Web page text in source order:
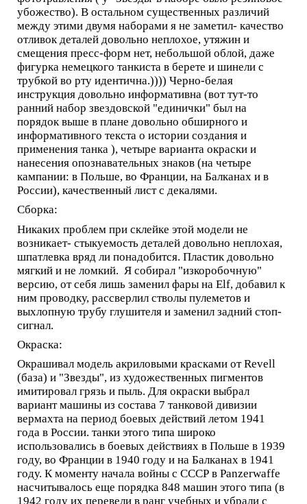
убожество). В остальном существенных различий
между этими двумя наборами я не заметил- качество
отливок деталей довольно неплохое, утяжин и
смещения пресс-форм нет, небольшой облой, даже
фигурка немецкого танкиста в берете и шинели с
трубкой во рту идентична.)))) Черно-белая
инструкция довольно информативна (вот тут-то
ранний набор звездовской "единички" был на
порядок выше в плане довольно обширного и
информативного текста о истории создания и
применения танка ), четыре варианта окраски и
нанесения опознавательных знаков (на четыре
кампании: в Польше, во Франции, на Балканах и в
России), качественный лист с декалями.
Сборка:
Никаких проблем при склейке этой модели не
возникает- стыкуемость деталей довольно неплохая,
шпатлевка вряд ли понадобится. Пластик довольно
мягкий и не ломкий. Я собирал "изкоробочную"
версию, от себя лишь заменил фары на Elf, добавил к
ним проводку, рассверлил стволы пулеметов и
выхлопную трубу глушителя и заменил задний стоп-
сигнал.
Окраска:
Окрашивал модель акриловыми красками от Revell
(база) и "Звезды", из художественных пигментов
имитировал грязь и пыль. Для окраски выбрал
вариант машины из состава 7 танковой дивизии
вермахта на период боевых действий летом 1941
года в России. танки этого типа широко
использовались в боевых действиях в Польше в 1939
году, во Франции в 1940 году и на Балканах в 1941
году. К моменту начала войны с СССР в Panzerwaffe
насчитывалось еще порядка 848 машин этого типа (в
1942 году их перевели в ранг учебных и убрали с